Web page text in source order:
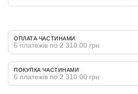
ОПЛАТА ЧАСТИНАМИ
6 платежів по 2 310.00 грн
ПОКУПКА ЧАСТИНАМИ
6 платежів по 2 310.00 грн